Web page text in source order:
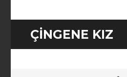
ÇINGENE KIZ